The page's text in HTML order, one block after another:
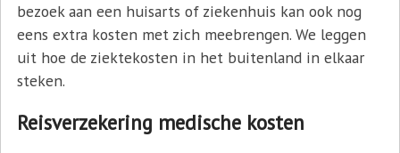
bezoek aan een huisarts of ziekenhuis kan ook nog
eens extra kosten met zich meebrengen. We leggen
uit hoe de ziektekosten in het buitenland in elkaar
steken.
Reisverzekering medische kosten